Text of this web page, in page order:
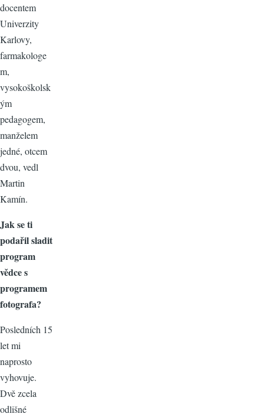
docentem
Univerzity
Karlovy,
farmakologe
m,
vysokoškolsk
ým
pedagogem,
manželem
jedné, otcem
dvou, vedl
Martin
Kamín.
Jak se ti
podařil sladit
program
vědce s
programem
fotografa?
Posledních 15
let mi
naprosto
vyhovuje.
Dvě zcela
odlišné